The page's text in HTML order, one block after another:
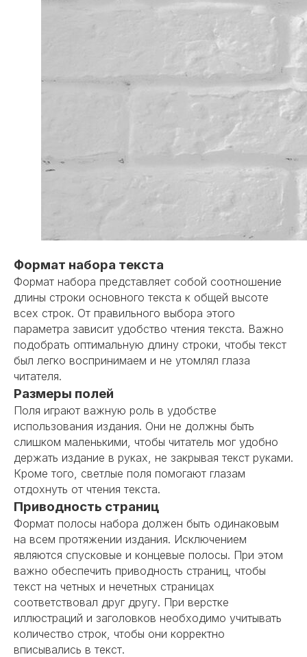
Формат набора текста
Формат набора представляет собой соотношение
длины строки основного текста к общей высоте
всех строк. От правильного выбора этого
параметра зависит удобство чтения текста. Важно
подобрать оптимальную длину строки, чтобы текст
был легко воспринимаем и не утомлял глаза
читателя.
Размеры полей
Поля играют важную роль в удобстве
использования издания. Они не должны быть
слишком маленькими, чтобы читатель мог удобно
держать издание в руках, не закрывая текст руками.
Кроме того, светлые поля помогают глазам
отдохнуть от чтения текста.
Приводность страниц
Формат полосы набора должен быть одинаковым
на всем протяжении издания. Исключением
являются спусковые и концевые полосы. При этом
важно обеспечить приводность страниц, чтобы
текст на четных и нечетных страницах
соответствовал друг другу. При верстке
иллюстраций и заголовков необходимо учитывать
количество строк, чтобы они корректно
вписывались в текст.